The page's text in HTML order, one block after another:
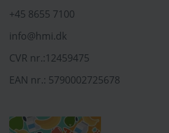
+45 8655 7100
info@hmi.dk
CVR nr.:12459475
EAN nr.: 5790002725678